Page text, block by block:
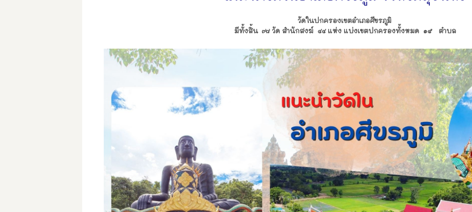
วัดในปกครองเขตอำเภอศีขรภูมิ
มีทั้งสิ้น ๙๘ วัด สำนักสงฆ์ ๔๔ แห่ง แบ่งเขตปกครองทั้งหมด ๑๕ ตำบล